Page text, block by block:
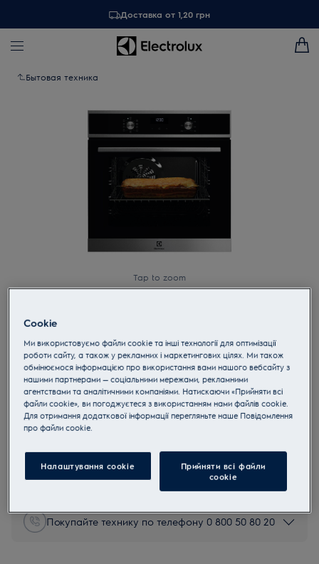
Доставка от 1,20 грн
Бытовая техника
Tap to zoom
OEF5E50X Электрический духовой
шкаф SurroundCook FLEX 600
4.9 (273)
Инструкции по безопасности и предупреждение по
перечислены в главах 1 и 2 руководства пользователя.
Для безопасного использования продукта прочтите
полное руководство пользователя.
Покупайте технику по телефону 0 800 50 80 20
Cookie
Ми використовуємо файли cookie та інші технології для оптимізації
роботи сайту, а також у рекламних і маркетингових цілях. Ми також
обмінюємося інформацією про використання вами нашого вебсайту з
нашими партнерами — соціальними мережами, рекламними
агентствами та аналітичними компаніями. Натискаючи «Прийняти всі
файли cookie», ви погоджуєтеся з використанням нами файлів cookie.
Для отримання додаткової інформації перегляньте наше Пoвідомлення
прo файли cookie.
Налаштування cookie
Прийняти всі файли
сookie